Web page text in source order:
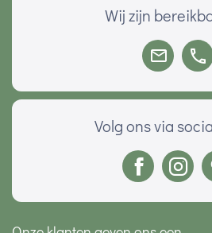
Wij zijn
Volg ons via